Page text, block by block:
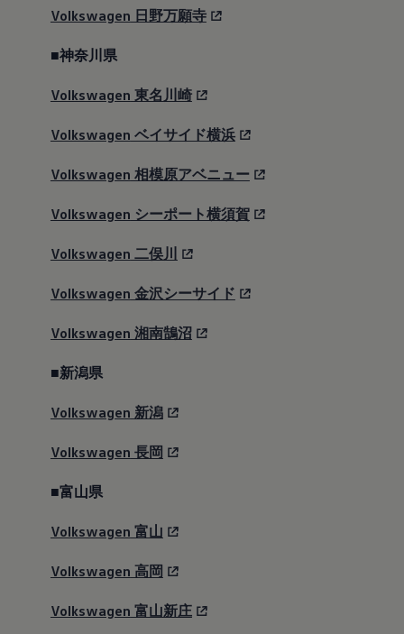
Volkswagen 日野万願寺
■神奈川県
Volkswagen 東名川崎
Volkswagen ベイサイド横浜
Volkswagen 相模原アベニュー
Volkswagen シーポート横須賀
Volkswagen 二俣川
Volkswagen 金沢シーサイド
Volkswagen 湘南鵠沼
■新潟県
Volkswagen 新潟
Volkswagen 長岡
■富山県
Volkswagen 富山
Volkswagen 高岡
Volkswagen 富山新庄